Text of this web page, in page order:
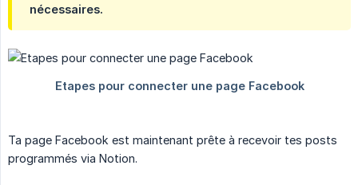
nécessaires.
Ta page Facebook est maintenant prête à recevoir tes posts
programmés via Notion.